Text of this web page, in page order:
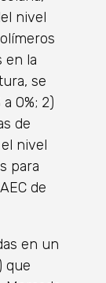
nivel
en la
se
0%; 2)
de
nivel
para
de
en un
que